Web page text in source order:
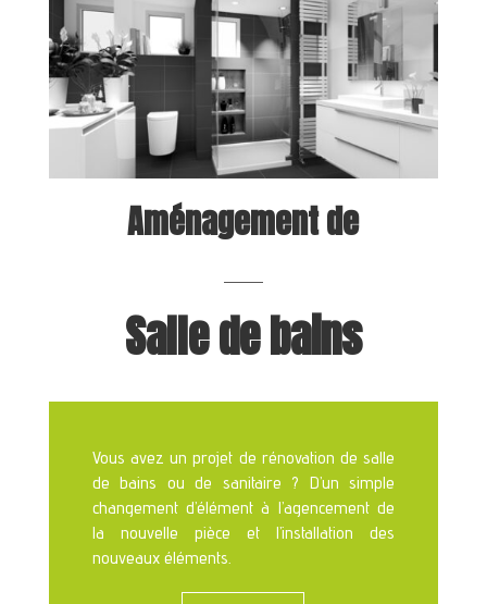
Aménagementde
Salle de bains
Vous avez un projet de rénovation de salle
de bains ou de sanitaire ? D’un simple
changement d’élément à l’agencement de
la nouvelle pièce et l’installation des
nouveaux éléments.